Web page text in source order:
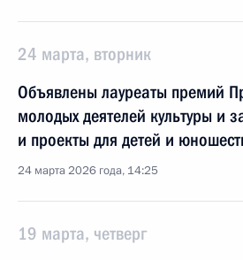
24 марта, вторник
Объявлены лауреаты премий
молодых деятелей культуры и
и проекты для детей и
24 марта 2026 года, 14:25
19 марта, четверг